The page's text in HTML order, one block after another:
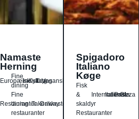
Namaste
Herning
Europæisk
Fine
dining
Indisk
Kylling
Tapas
Vegansk
Restauranter
Fine
dining
restauranter
Takeaway
Drikkesteder
Spigadoro
Italiano
Køge
Fisk
&
skaldyr
International
Italiensk
Pasta
Pizza
Restauranter